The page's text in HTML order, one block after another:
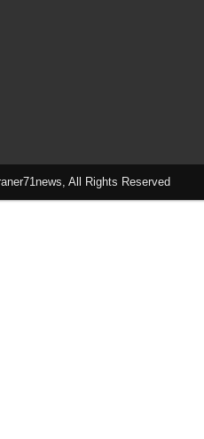
All Rights Reserved